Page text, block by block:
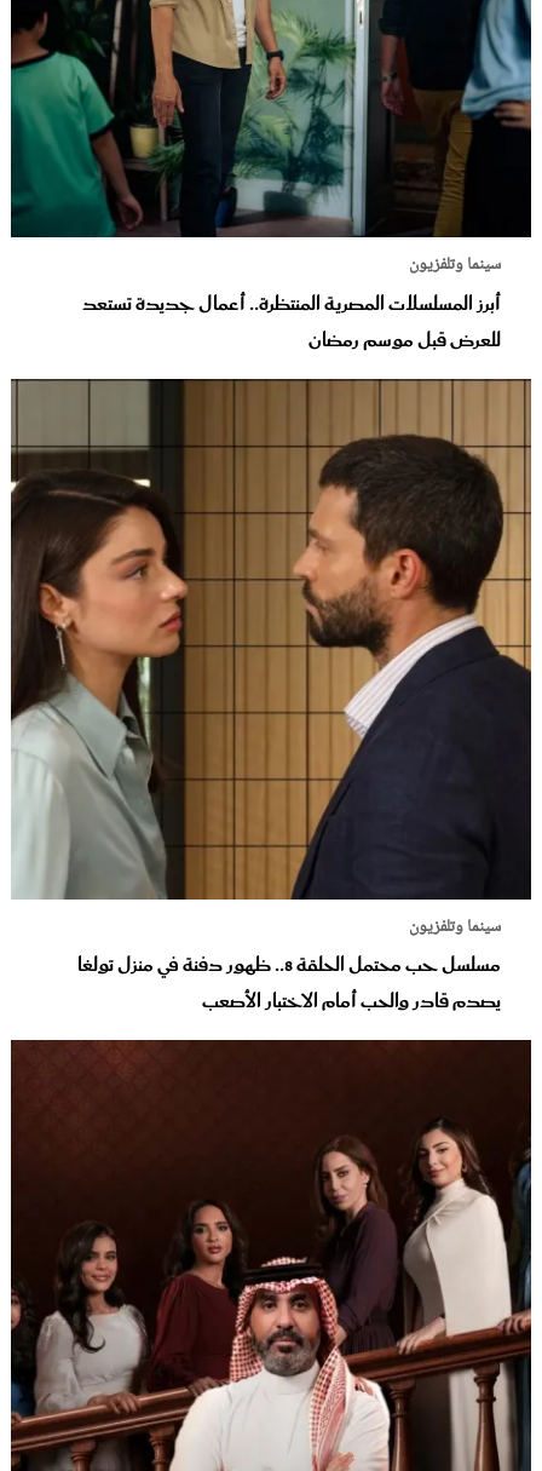
سينما وتلفزيون
أبرز المسلسلات المصرية المنتظرة.. أعمال جديدة تستعد
للعرض قبل موسم رمضان
سينما وتلفزيون
مسلسل حب محتمل الحلقة 8.. ظهور دفنة في منزل تولغا
يصدم قادر والحب أمام الاختبار الأصعب